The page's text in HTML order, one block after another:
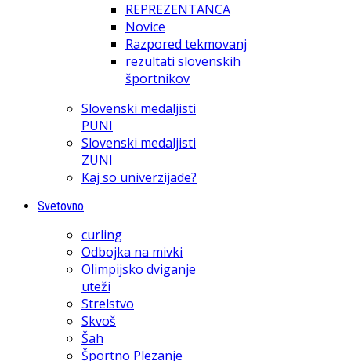
REPREZENTANCA
Novice
Razpored tekmovanj
rezultati slovenskih
športnikov
Slovenski medaljisti
PUNI
Slovenski medaljisti
ZUNI
Kaj so univerzijade?
Svetovno
curling
Odbojka na mivki
Olimpijsko dviganje
uteži
Strelstvo
Skvoš
Šah
Športno Plezanje